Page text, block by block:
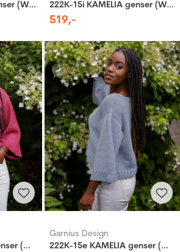
222K-15j KAMELIA genser (Woolevo)
222K-15i KAMELIA genser (Woolevo)
519,-
222K-15h KAMELIA genser (Woolevo)
Garnius Design
222K-15e KAMELIA genser (Woolevo)